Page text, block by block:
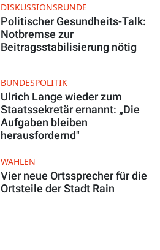
DISKUSSIONSRUNDE
Politischer Gesundheits-Talk:
Notbremse zur
Beitragsstabilisierung nötig
BUNDESPOLITIK
Ulrich Lange wieder zum
Staatssekretär ernannt: „Die
Aufgaben bleiben
herausfordernd"
WAHLEN
Vier neue Ortssprecher für die
Ortsteile der Stadt Rain